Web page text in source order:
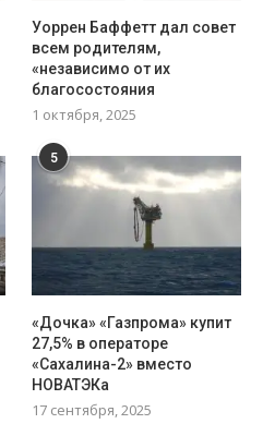
Уоррен Баффетт дал совет
всем родителям,
«независимо от их
благосостояния
1 октября, 2025
5
«Дочка» «Газпрома» купит
27,5% в операторе
«Сахалина-2» вместо
НОВАТЭКа
17 сентября, 2025